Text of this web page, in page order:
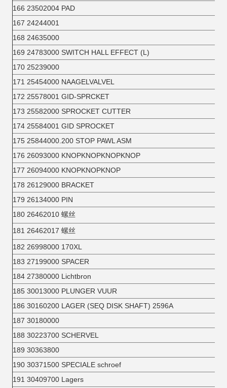
166 23502004 PAD
167 24244001
168 24635000
169 24783000 SWITCH HALL EFFECT (L)
170 25239000
171 25454000 NAAGELVALVEL
172 25578001 GID-SPRCKET
173 25582000 SPROCKET CUTTER
174 25584001 GID SPROCKET
175 25844000.200 STOP PAWL ASM
176 26093000 KNOPKNOPKNOPKNOP
177 26094000 KNOPKNOPKNOP
178 26129000 BRACKET
179 26134000 PIN
180 26462010 螺丝
181 26462017 螺丝
182 26998000 170XL
183 27199000 SPACER
184 27380000 Lichtbron
185 30013000 PLUNGER VUUR
186 30160200 LAGER (SEQ DISK SHAFT) 2596A
187 30180000
188 30223700 SCHERVEL
189 30363800
190 30371500 SPECIALE schroef
191 30409700 Lagers